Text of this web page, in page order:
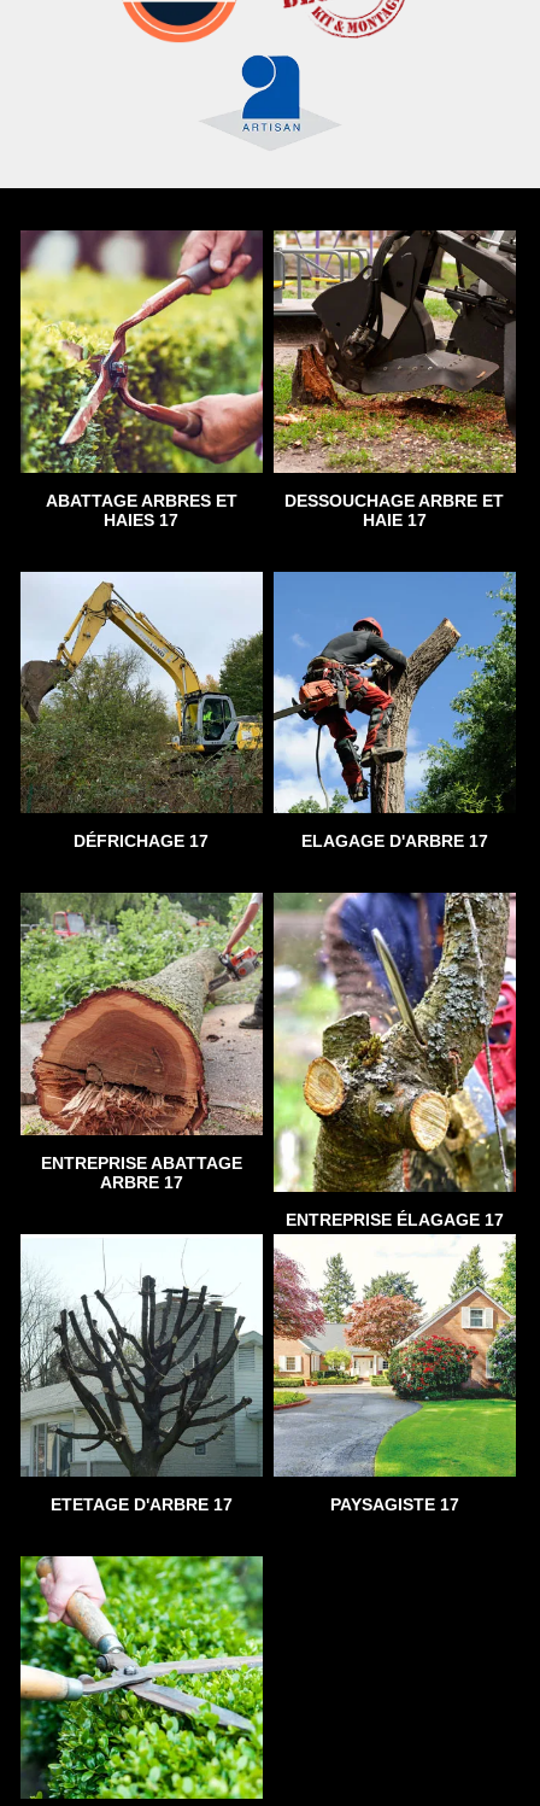
ABATTAGE ARBRES ET
HAIES 17
DESSOUCHAGE ARBRE ET
HAIE 17
DÉFRICHAGE 17 ELAGAGE D'ARBRE 17
ENTREPRISE ABATTAGE
ARBRE 17
ENTREPRISE ÉLAGAGE 17
ETETAGE D'ARBRE 17 PAYSAGISTE 17